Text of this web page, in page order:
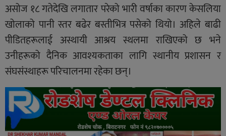
असोज १८ गतेदेखि लगातार परेको भारी वर्षाका कारण केसलिया
खोलाको पानी स्तर बढेर बस्तीभित्र पसेको थियो। अहिले बाढी
पीडितहरूलाई अस्थायी आश्रय स्थलमा राखिएको छ भने
उनीहरूको दैनिक आवश्यकताका लागि स्थानीय प्रशासन र
संघसंस्थाहरू परिचालनमा रहेका छन्।